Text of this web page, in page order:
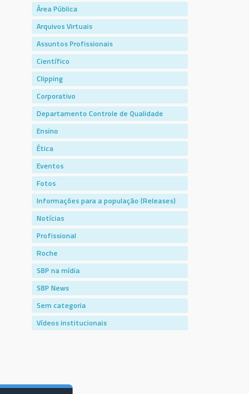
Área Pública
Arquivos Virtuais
Assuntos Profissionais
Científico
Clipping
Corporativo
Departamento Controle de Qualidade
Ensino
Ética
Eventos
Fotos
Informações para a população (Releases)
Notícias
Profissional
Roche
SBP na mídia
SBP News
Sem categoria
Vídeos institucionais